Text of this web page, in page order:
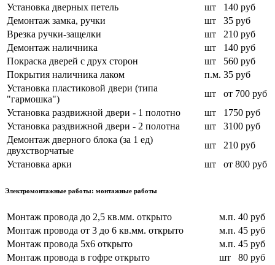
Установка дверных петель
шт
140 руб
Демонтаж замка, ручки
шт
35 руб
Врезка ручки-защелки
шт
210 руб
Демонтаж наличника
шт
140 руб
Покраска дверей с друх сторон
шт
560 руб
Покрытия наличника лаком
п.м. 35 руб
Установка пластиковой двери (типа
"гармошка")
шт
от 700 руб
Установка раздвижной двери - 1 полотно
шт
1750 руб
Установка раздвижной двери - 2 полотна
шт
3100 руб
Демонтаж дверного блока (за 1 ед)
двухстворчатые
шт
210 руб
Установка арки
шт от 800 руб
Электромонтажные работы: монтажные работы
Монтаж провода до 2,5 кв.мм. открыто м.п. 40 руб
Монтаж провода от 3 до 6 кв.мм. открыто
м.п. 45 руб
Монтаж провода 5х6 открыто
м.п. 45 руб
Монтаж провода в гофре открыто
шт
80 руб